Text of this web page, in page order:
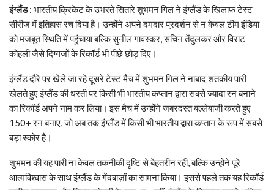
इंग्लैंड: भारतीय क्रिकेट के उभरते सितारे शुभमन गिल ने इंग्लैंड के खिलाफ टेस्ट
सीरीज़ में इतिहास रच दिया है। उन्होंने अपने दमदार प्रदर्शन से न केवल टीम इंडिया
को मजबूत स्थिति में पहुंचाया बल्कि सुनील गावस्कर, सचिन तेंदुलकर और विराट
कोहली जैसे दिग्गजों के रिकॉर्ड भी पीछे छोड़ दिए।
इंग्लैंड दौरे पर खेले जा रहे दूसरे टेस्ट मैच में शुभमन गिल ने नाबाद शतकीय पारी
खेलते हुए इंग्लैंड की धरती पर किसी भी भारतीय कप्तान द्वारा सबसे ज्यादा रन बनाने
का रिकॉर्ड अपने नाम कर लिया। इस मैच में उन्होंने जबरदस्त बल्लेबाज़ी करते हुए
150+ रन बनाए, जो अब तक इंग्लैंड में किसी भी भारतीय द्वारा कप्तान के रूप में सबसे
बड़ा स्कोर है।
शुभमन की यह पारी ना केवल तकनीकी दृष्टि से बेहतरीन रही, बल्कि उन्होंने पूरे
आत्मविश्वास के साथ इंग्लैंड के गेंदबाज़ों का सामना किया। इससे पहले तक यह रिकॉर्ड